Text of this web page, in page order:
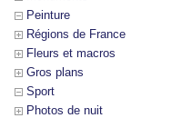
Peinture
Régions de France
Fleurs et macros
Gros plans
Sport
Photos de nuit